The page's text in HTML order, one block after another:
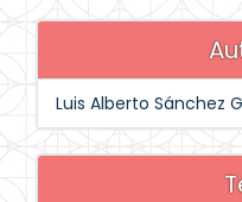
Luis Alberto Sánchez